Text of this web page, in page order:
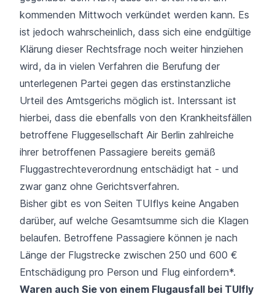
kommenden Mittwoch verkündet werden kann. Es
ist jedoch wahrscheinlich, dass sich eine endgültige
Klärung dieser Rechtsfrage noch weiter hinziehen
wird, da in vielen Verfahren die Berufung der
unterlegenen Partei gegen das erstinstanzliche
Urteil des Amtsgerichs möglich ist. Interssant ist
hierbei, dass die ebenfalls von den Krankheitsfällen
betroffene Fluggesellschaft Air Berlin zahlreiche
ihrer betroffenen Passagiere bereits gemäß
Fluggastrechteverordnung entschädigt hat - und
zwar ganz ohne Gerichtsverfahren.
Bisher gibt es von Seiten TUIflys keine Angaben
darüber, auf welche Gesamtsumme sich die Klagen
belaufen. Betroffene Passagiere können je nach
Länge der Flugstrecke zwischen 250 und 600 €
Entschädigung pro Person und Flug einfordern*.
Waren auch Sie von einem Flugausfall bei TUIfly